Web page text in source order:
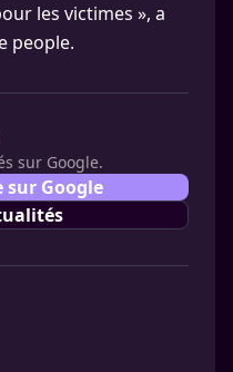
les victimes », a
people.
sur Google.
sur Google